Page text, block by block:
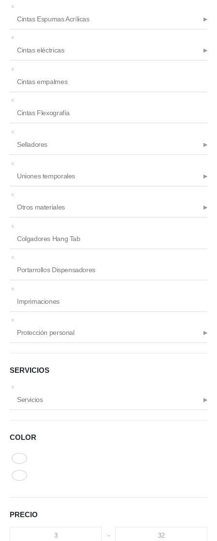
Cintas Espumas Acrílicas
Cintas eléctricas
Cintas empalmes
Cintas Flexografía
Selladores
Uniones temporales
Otros materiales
Colgadores Hang Tab
Portarrollos Dispensadores
Imprimaciones
Protección personal
SERVICIOS
Servicios
COLOR
PRECIO
-